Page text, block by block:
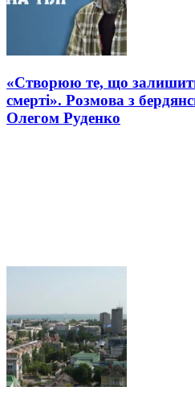
«Створюю те, що
смерті». Розмова з
Олегом Руденко